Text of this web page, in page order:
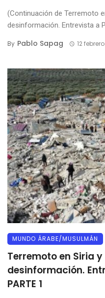
(Continuación de Terremoto
desinformación. Entrevista a
By Pablo Sapag 12
MUNDO ÁRABE/MUSULMÁN
Terremoto en Siria
desinformación.
PARTE 1